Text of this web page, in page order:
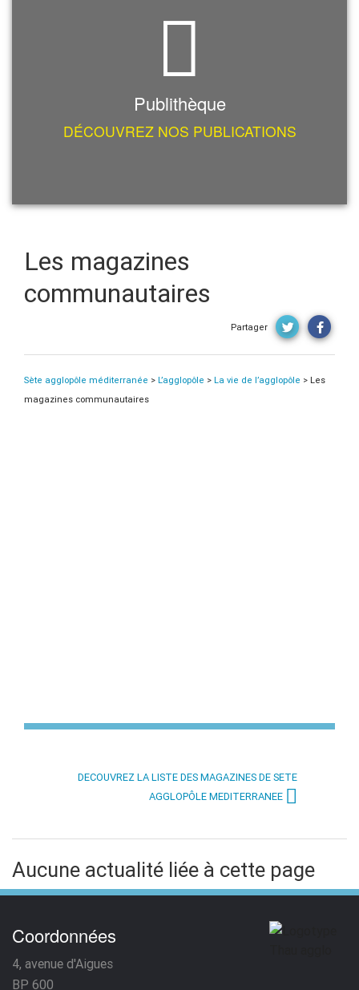
Publithèque
DÉCOUVREZ NOS PUBLICATIONS
Les magazines
communautaires
Partager
Sète agglopôle méditerranée > L’agglopôle > La vie de l’agglopôle > Les
magazines communautaires
DECOUVREZ LA LISTE DES MAGAZINES DE SETE
AGGLOPÔLE MEDITERRANEE
Aucune actualité liée à cette page
Coordonnées
4, avenue d'Aigues
BP 600